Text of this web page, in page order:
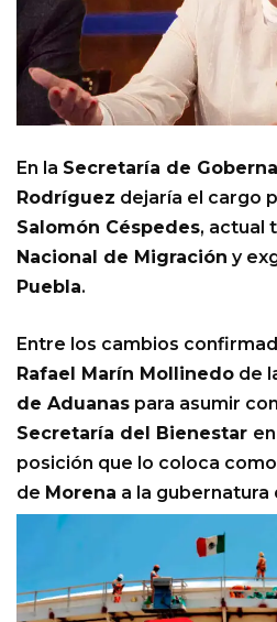
En la Secretaría de
Rodríguez dejaría el cargo
Salomón Céspedes, actual
Nacional de Migración y
Puebla.
Entre los cambios
Rafael Marín Mollinedo de
de Aduanas para asumir
Secretaría del Bienestar en
posición que lo coloca
de Morena a la gubernatura